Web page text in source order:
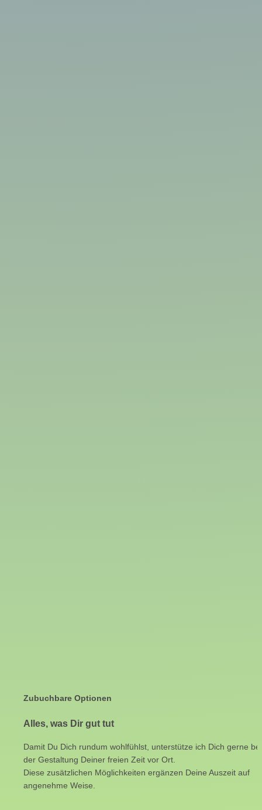
Zubuchbare Optionen
Alles, was Dir gut tut
Damit Du Dich rundum wohlfühlst, unterstütze ich Dich gerne bei
der Gestaltung Deiner freien Zeit vor Ort.
Diese zusätzlichen Möglichkeiten ergänzen Deine Auszeit auf
angenehme Weise.